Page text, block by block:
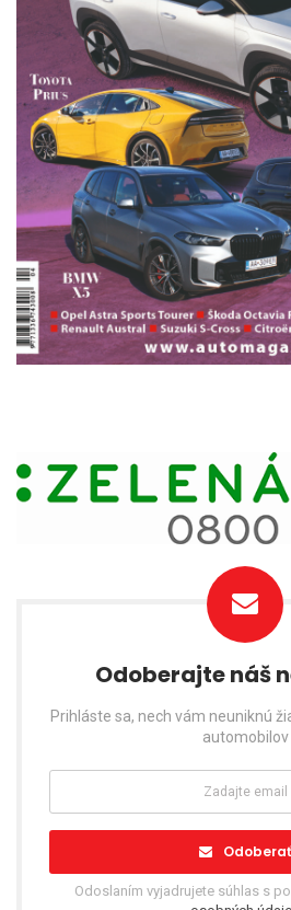
Odoberajte náš
Prihláste sa, nech vám neuniknú
automobilov
Odoberať
Odoslaním vyjadrujete súhlas s